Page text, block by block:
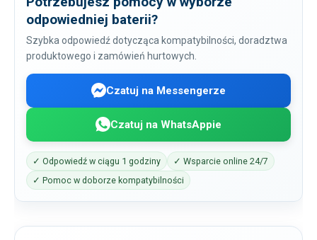
odpowiedniej baterii?
Szybka odpowiedź dotycząca kompatybilności, doradztwa
produktowego i zamówień hurtowych.
Czatuj na Messengerze
Czatuj na WhatsAppie
✓ Odpowiedź w ciągu 1 godziny
✓ Wsparcie online 24/7
✓ Pomoc w doborze kompatybilności